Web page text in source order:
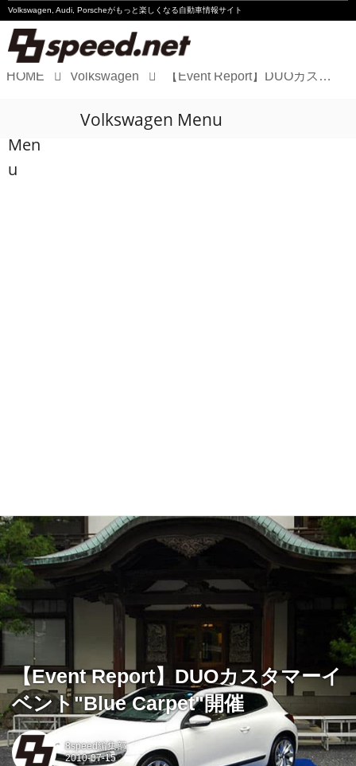
Volkswagen, Audi, Porscheがもっと楽しくなる自動車情報サイト
Audi
HOME Volkswagen 【Event Report】DUOカスタマーイベント"Blue Carpet"開催
Men
u
Volkswagen Menu
【Event Report】DUOカスタマーイ
ベント"Blue Carpet"開催
8speed編集部